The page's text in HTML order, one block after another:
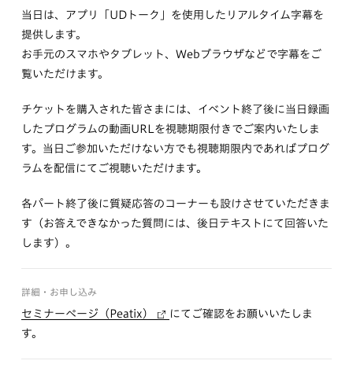
当日は、アプリ「UDトーク」を使用したリアルタイム字幕を
提供します。
お手元のスマホやタブレット、Webブラウザなどで字幕をご
覧いただけます。
チケットを購入された皆さまには、イベント終了後に当日録画
したプログラムの動画URLを視聴期限付きでご案内いたしま
す。当日ご参加いただけない方でも視聴期限内であればプログ
ラムを配信にてご視聴いただけます。
各パート終了後に質疑応答のコーナーも設けさせていただきま
す（お答えできなかった質問には、後日テキストにて回答いた
します）。
詳細・お申し込み
セミナーページ（Peatix）
にてご確認をお願いいたしま
す。